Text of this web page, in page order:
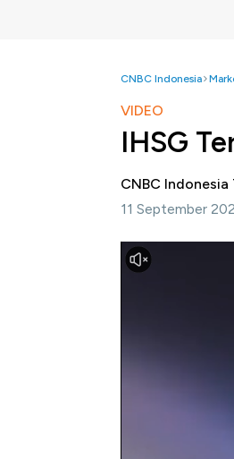
CNBC Indonesia
VIDEO
IHSG
CNBC Indonesia
11 September
Jakarta, CNBC
kemarin. Hal ini
memberlakukan
membuat
gabungan atau
Selengkapnya